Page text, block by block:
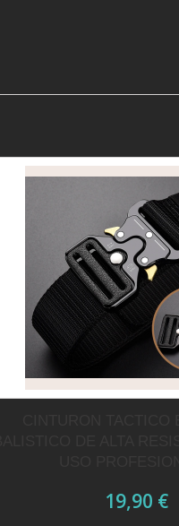
19,90 €